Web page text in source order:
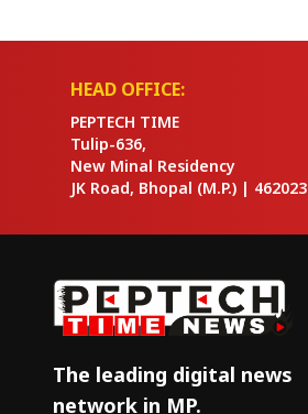
HEAD OFFICE:
PEPTECH TIME
Tulip-636,
New Minal Residency
JK Road, Bhopal (M.P.) | 462023
The leading digital news
network in MP.